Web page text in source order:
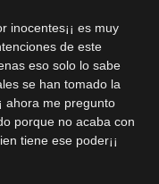
inocentes¡¡ es muy
de este
eso solo lo sabe
se han tomado la
ahora me pregunto
porque no acaba con
tiene ese poder¡¡